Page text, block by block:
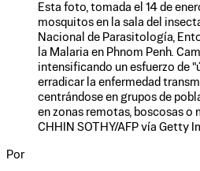
Esta foto, tomada el 14 de
mosquitos en la sala del
Nacional de Parasitología,
la Malaria en Phnom Penh.
intensificando un esfuerzo de
erradicar la enfermedad
centrándose en grupos de
en zonas remotas, boscosas o
CHHIN SOTHY/AFP vía Getty
Por